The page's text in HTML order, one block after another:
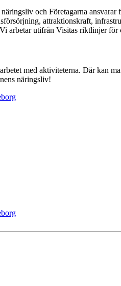
och Företagarna
attraktionskraft,
arbetar utifrån Visitas riktlinjer för
med aktiviteterna. Där kan
näringsliv!